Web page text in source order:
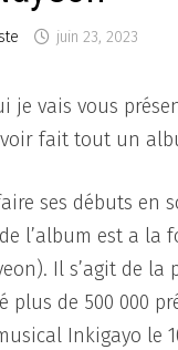
juin 23, 2023
vais vous
fait tout un
ses débuts
l’album est a
Il s’agit de
plus de 500 000
Inkigayo le